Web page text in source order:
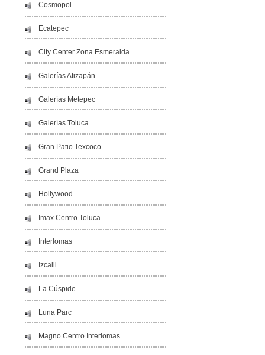
Cosmopol
Ecatepec
City Center Zona Esmeralda
Galerías Atizapán
Galerías Metepec
Galerías Toluca
Gran Patio Texcoco
Grand Plaza
Hollywood
Imax Centro Toluca
Interlomas
Izcalli
La Cúspide
Luna Parc
Magno Centro Interlomas